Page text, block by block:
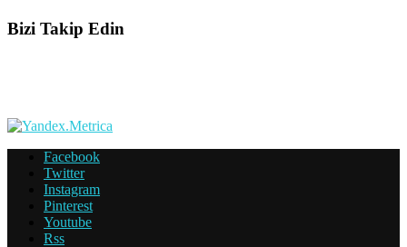
Bizi Takip Edin
Facebook
Twitter
Instagram
Pinterest
Youtube
Rss